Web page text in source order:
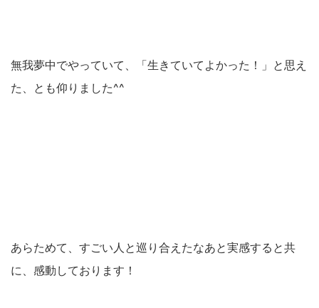
無我夢中でやっていて、「生きていてよかった！」と思え
た、とも仰りました^^
あらためて、すごい人と巡り合えたなあと実感すると共
に、感動しております！